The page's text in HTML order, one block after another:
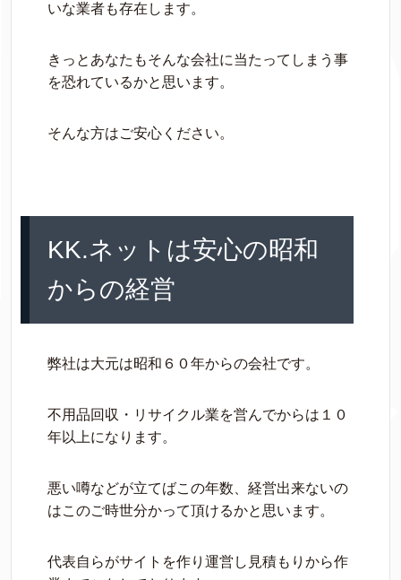
いな業者も存在します。
きっとあなたもそんな会社に当たってしまう事
を恐れているかと思います。
そんな方はご安心ください。
KK.ネットは安心の昭和
からの経営
弊社は大元は昭和６０年からの会社です。
不用品回収・リサイクル業を営んでからは１０
年以上になります。
悪い噂などが立てばこの年数、経営出来ないの
はこのご時世分かって頂けるかと思います。
代表自らがサイトを作り運営し見積もりから作